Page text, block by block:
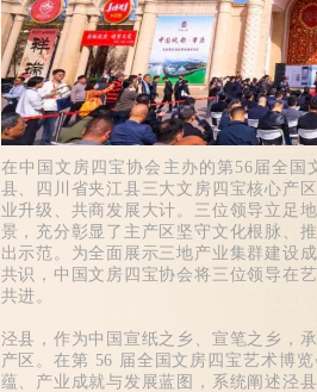
在中国文房四宝协会主办的第56届全
县、四川省夹江县三大文房四宝核心产
业升级、共商发展大计。三位领导立足
景，充分彰显了主产区坚守文化根脉、
出示范。为全面展示三地产业集群建设
共识，中国文房四宝协会将三位领导在
共进。
泾县，作为中国宣纸之乡、宣笔之乡，
产区。在第 56 届全国文房四宝艺术博
蕴、产业成就与发展蓝图，系统阐述泾